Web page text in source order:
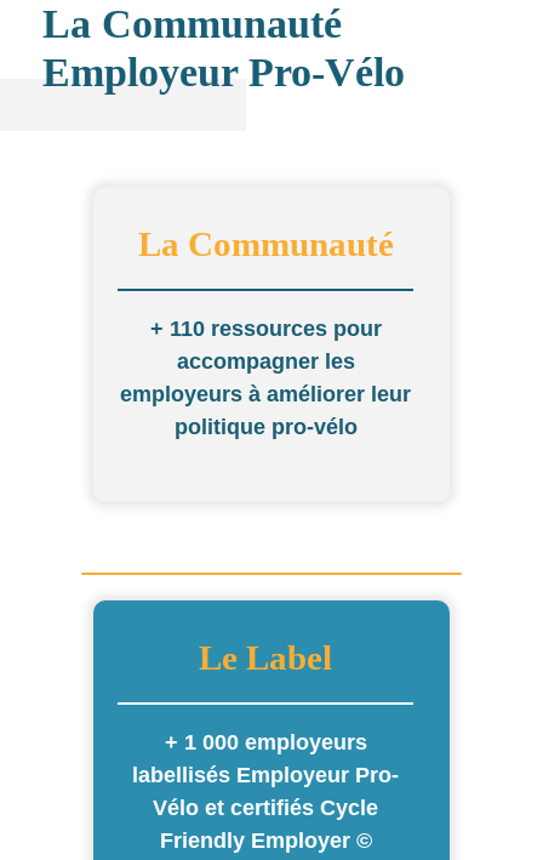
La Communauté
Employeur Pro-Vélo
La Communauté
+ 110 ressources pour
accompagner les
employeurs à améliorer leur
politique pro-vélo
Le Label
+ 1 000 employeurs
labellisés Employeur Pro-
Vélo et certifiés Cycle
Friendly Employer ©